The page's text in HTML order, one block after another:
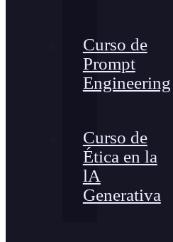
Curso de
Prompt
Engineering
Curso de
Ética en la
lA
Generativa